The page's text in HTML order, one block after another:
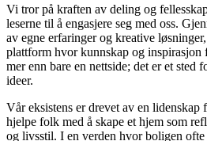
Vi tror på kraften av deling og
leserne til å engasjere seg med oss.
av egne erfaringer og kreative
plattform hvor kunnskap og
mer enn bare en nettside; det er et sted
ideer.
Vår eksistens er drevet av en lidenskap
hjelpe folk med å skape et hjem som
og livsstil. I en verden hvor boligen